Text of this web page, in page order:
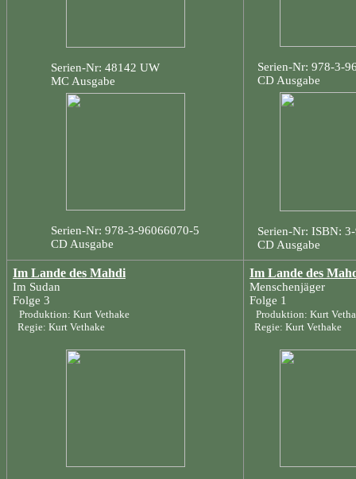
Serien-Nr: 48142 UW
MC Ausgabe
Serien-Nr: 978-3-96066070-5
CD Ausgabe
Serien-Nr: 978-3-
CD Ausgabe
Serien-Nr: ISBN:
CD Ausgabe
Im Lande des Mahdi
Im Sudan
Folge 3
Produktion: Kurt Vethake
Regie: Kurt Vethake
Im Lande des
Menschenjäger
Folge 1
Produktion: Kurt
Regie: Kurt Vethake